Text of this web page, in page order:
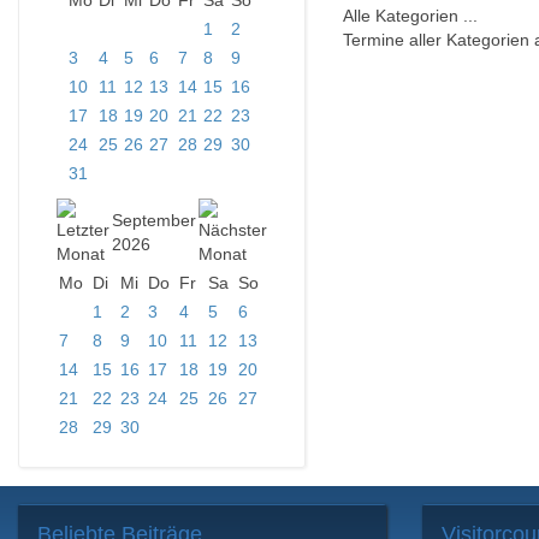
Alle Kategorien ...
Termine aller Kategorien
1
2
3
4 5 6 7 8
9
10
11 12 13 14 15 16
17
18 19 20 21 22 23
24
25 26 27 28 29 30
31
September
2026
Mo Di Mi Do Fr Sa
So
1
2 3 4 5
6
7
8 9 10 11 12
13
14
15 16 17 18 19
20
21
22 23 24 25 26
27
28
29 30
Beliebte Beiträge